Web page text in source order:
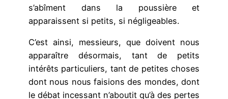
s’abîment dans la poussière et
apparaissent si petits, si négligeables.
C’est ainsi, messieurs, que doivent nous
apparaître désormais, tant de petits
intérêts particuliers, tant de petites choses
dont nous nous faisions des mondes, dont
le débat incessant n’aboutit qu’à des pertes